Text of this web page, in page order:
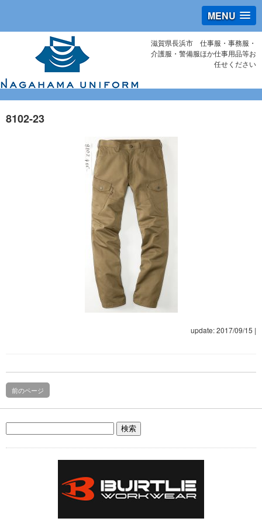
MENU
滋賀県長浜市 仕事服・事務服・
介護服・警備服ほか仕事用品等お
任せください
8102-23
update: 2017/09/15 |
前のページ